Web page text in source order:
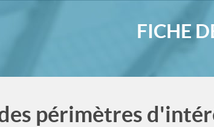
FICHE
périmètres